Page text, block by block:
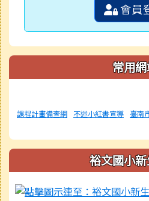
會員
常用
課程計畫備查網 不迷小紅書宣導 臺南
裕文國小